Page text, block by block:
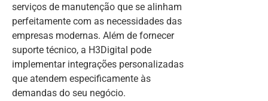
serviços de manutenção que se alinham
perfeitamente com as necessidades das
empresas modernas. Além de fornecer
suporte técnico, a H3Digital pode
implementar integrações personalizadas
que atendem especificamente às
demandas do seu negócio.